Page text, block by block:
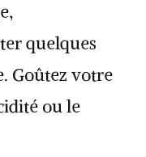
quelques
Goûtez votre
ou le